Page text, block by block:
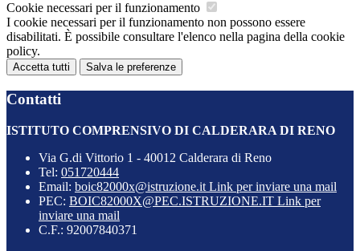
Cookie necessari per il funzionamento
I cookie necessari per il funzionamento non possono essere
disabilitati. È possibile consultare l'elenco nella pagina della cookie
policy.
Accetta tutti Salva le preferenze
Contatti
ISTITUTO COMPRENSIVO DI CALDERARA DI RENO
Via G.di Vittorio 1 - 40012 Calderara di Reno
Tel: 051720444
Email: boic82000x@istruzione.it Link per inviare una mail
PEC: BOIC82000X@PEC.ISTRUZIONE.IT Link per
inviare una mail
C.F.: 92007840371